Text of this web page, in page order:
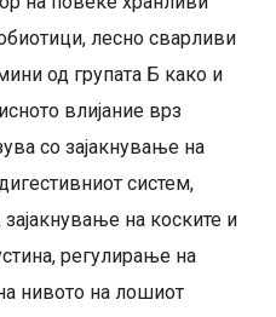
лесно сварливи
од групата Б како и
влијание врз
со зајакнување на
систем,
на коските и
регулирање на
нивото на лошиот